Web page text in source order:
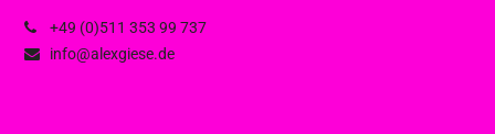
+49 (0)511 353 99 737
info@alexgiese.de